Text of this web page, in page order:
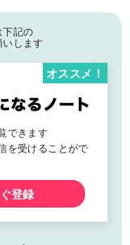
下記の
します
できます
を受けることがで
オススメ！
登録